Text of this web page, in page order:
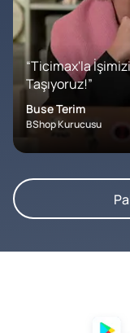
“Ticimax'la
Taşıyoruz!”
Buse Terim
BShop Kurucusu